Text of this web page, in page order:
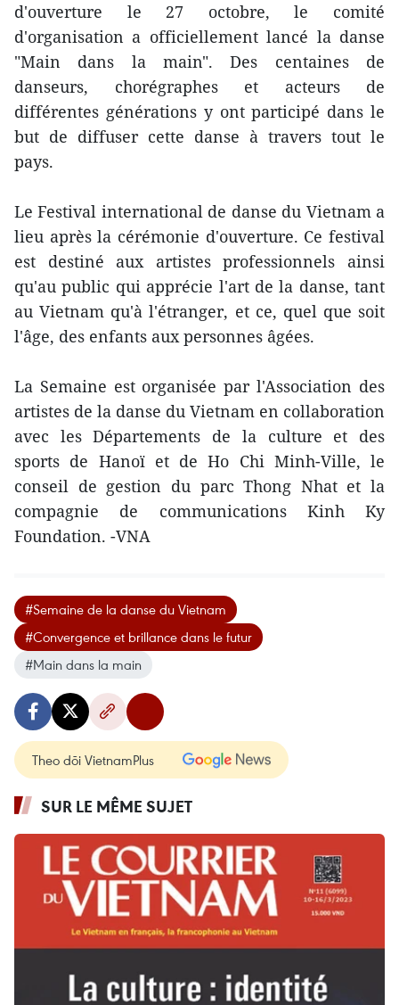
d'ouverture le 27 octobre, le comité
d'organisation a officiellement lancé la danse
"Main dans la main". Des centaines de
danseurs, chorégraphes et acteurs de
différentes générations y ont participé dans le
but de diffuser cette danse à travers tout le
pays.
Le Festival international de danse du Vietnam a
lieu après la cérémonie d'ouverture. Ce festival
est destiné aux artistes professionnels ainsi
qu'au public qui apprécie l'art de la danse, tant
au Vietnam qu'à l'étranger, et ce, quel que soit
l'âge, des enfants aux personnes âgées.
La Semaine est organisée par l'Association des
artistes de la danse du Vietnam en collaboration
avec les Départements de la culture et des
sports de Hanoï et de Ho Chi Minh-Ville, le
conseil de gestion du parc Thong Nhat et la
compagnie de communications Kinh Ky
Foundation. -VNA
#Semaine de la danse du Vietnam
#Convergence et brillance dans le futur
#Main dans la main
Theo dõi VietnamPlus
SUR LE MÊME SUJET